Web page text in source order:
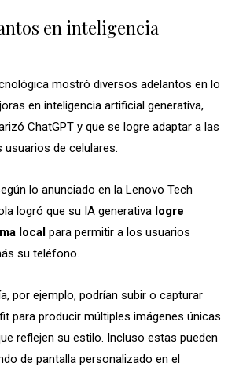
en inteligencia
mostró diversos adelantos en lo
en inteligencia artificial generativa,
ChatGPT y que se logre adaptar a las
usuarios de celulares.
lo anunciado en la Lenovo Tech
logró que su IA generativa logre
local para permitir a los usuarios
su teléfono.
por ejemplo, podrían subir o capturar
para producir múltiples imágenes únicas
reflejen su estilo. Incluso estas pueden
de pantalla personalizado en el